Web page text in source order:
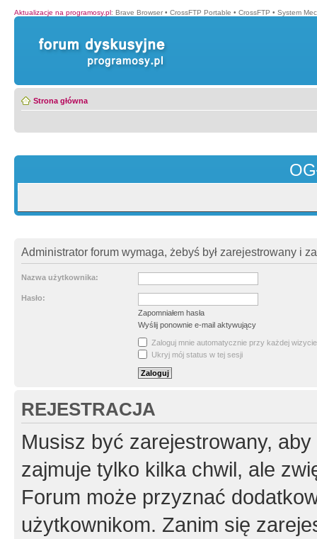
Aktualizacje na programosy.pl: Brave Browser • CrossFTP Portable • CrossFTP • System
Strona główna
Administrator forum wymaga, żebyś był zarejestrowany i
Nazwa użytkownika:
Hasło:
Zapomniałem hasła
Wyślij ponownie e-mail aktywujący
Zaloguj mnie automatycznie przy każdej wizycie
Ukryj mój status w tej sesji
REJESTRACJA
Musisz być zarejestrowany,
zajmuje tylko kilka chwil, ale
Forum może przyznać
użytkownikom. Zanim się